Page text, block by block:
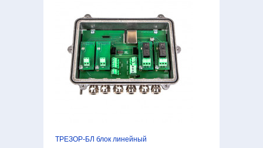
ТРЕЗОР-БЛ блок линейный